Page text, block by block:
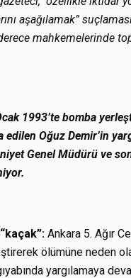
aşağılamak”
mahkemelerinde
1993’te bomba
Oğuz Demir’in
Genel Müdürü ve
Ankara 5. Ağır
ölümüne neden
yargılamaya